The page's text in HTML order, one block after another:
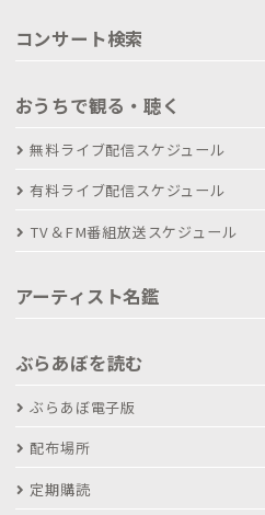
コンサート検索
おうちで観る・聴く
無料ライブ配信スケジュール
有料ライブ配信スケジュール
TV＆FM番組放送スケジュール
アーティスト名鑑
ぶらあぼを読む
ぶらあぼ電子版
配布場所
定期購読